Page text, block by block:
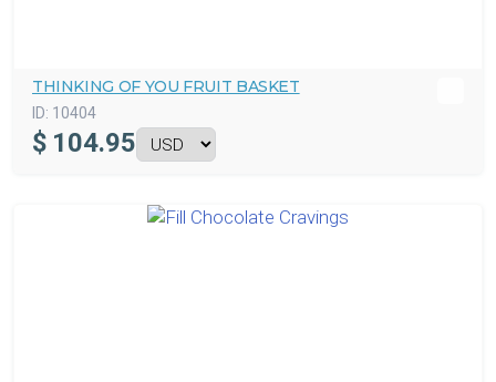
THINKING OF YOU FRUIT BASKET
ID: 10404
$ 104.95